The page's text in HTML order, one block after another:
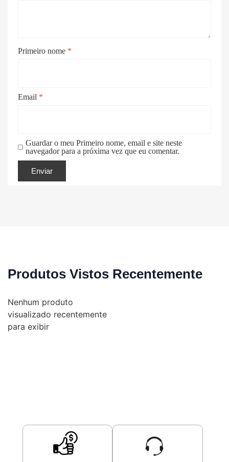
Primeiro nome *
Email *
Guardar o meu Primeiro nome, email e site neste
navegador para a próxima vez que eu comentar.
Produtos Vistos Recentemente
Nenhum produto
visualizado recentemente
para exibir